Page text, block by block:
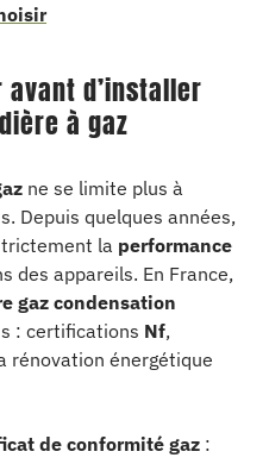
avant d’installer
à gaz
ne se limite plus à
Depuis quelques années,
la performance
des appareils. En France,
gaz condensation
: certifications Nf,
rénovation énergétique
de conformité gaz :